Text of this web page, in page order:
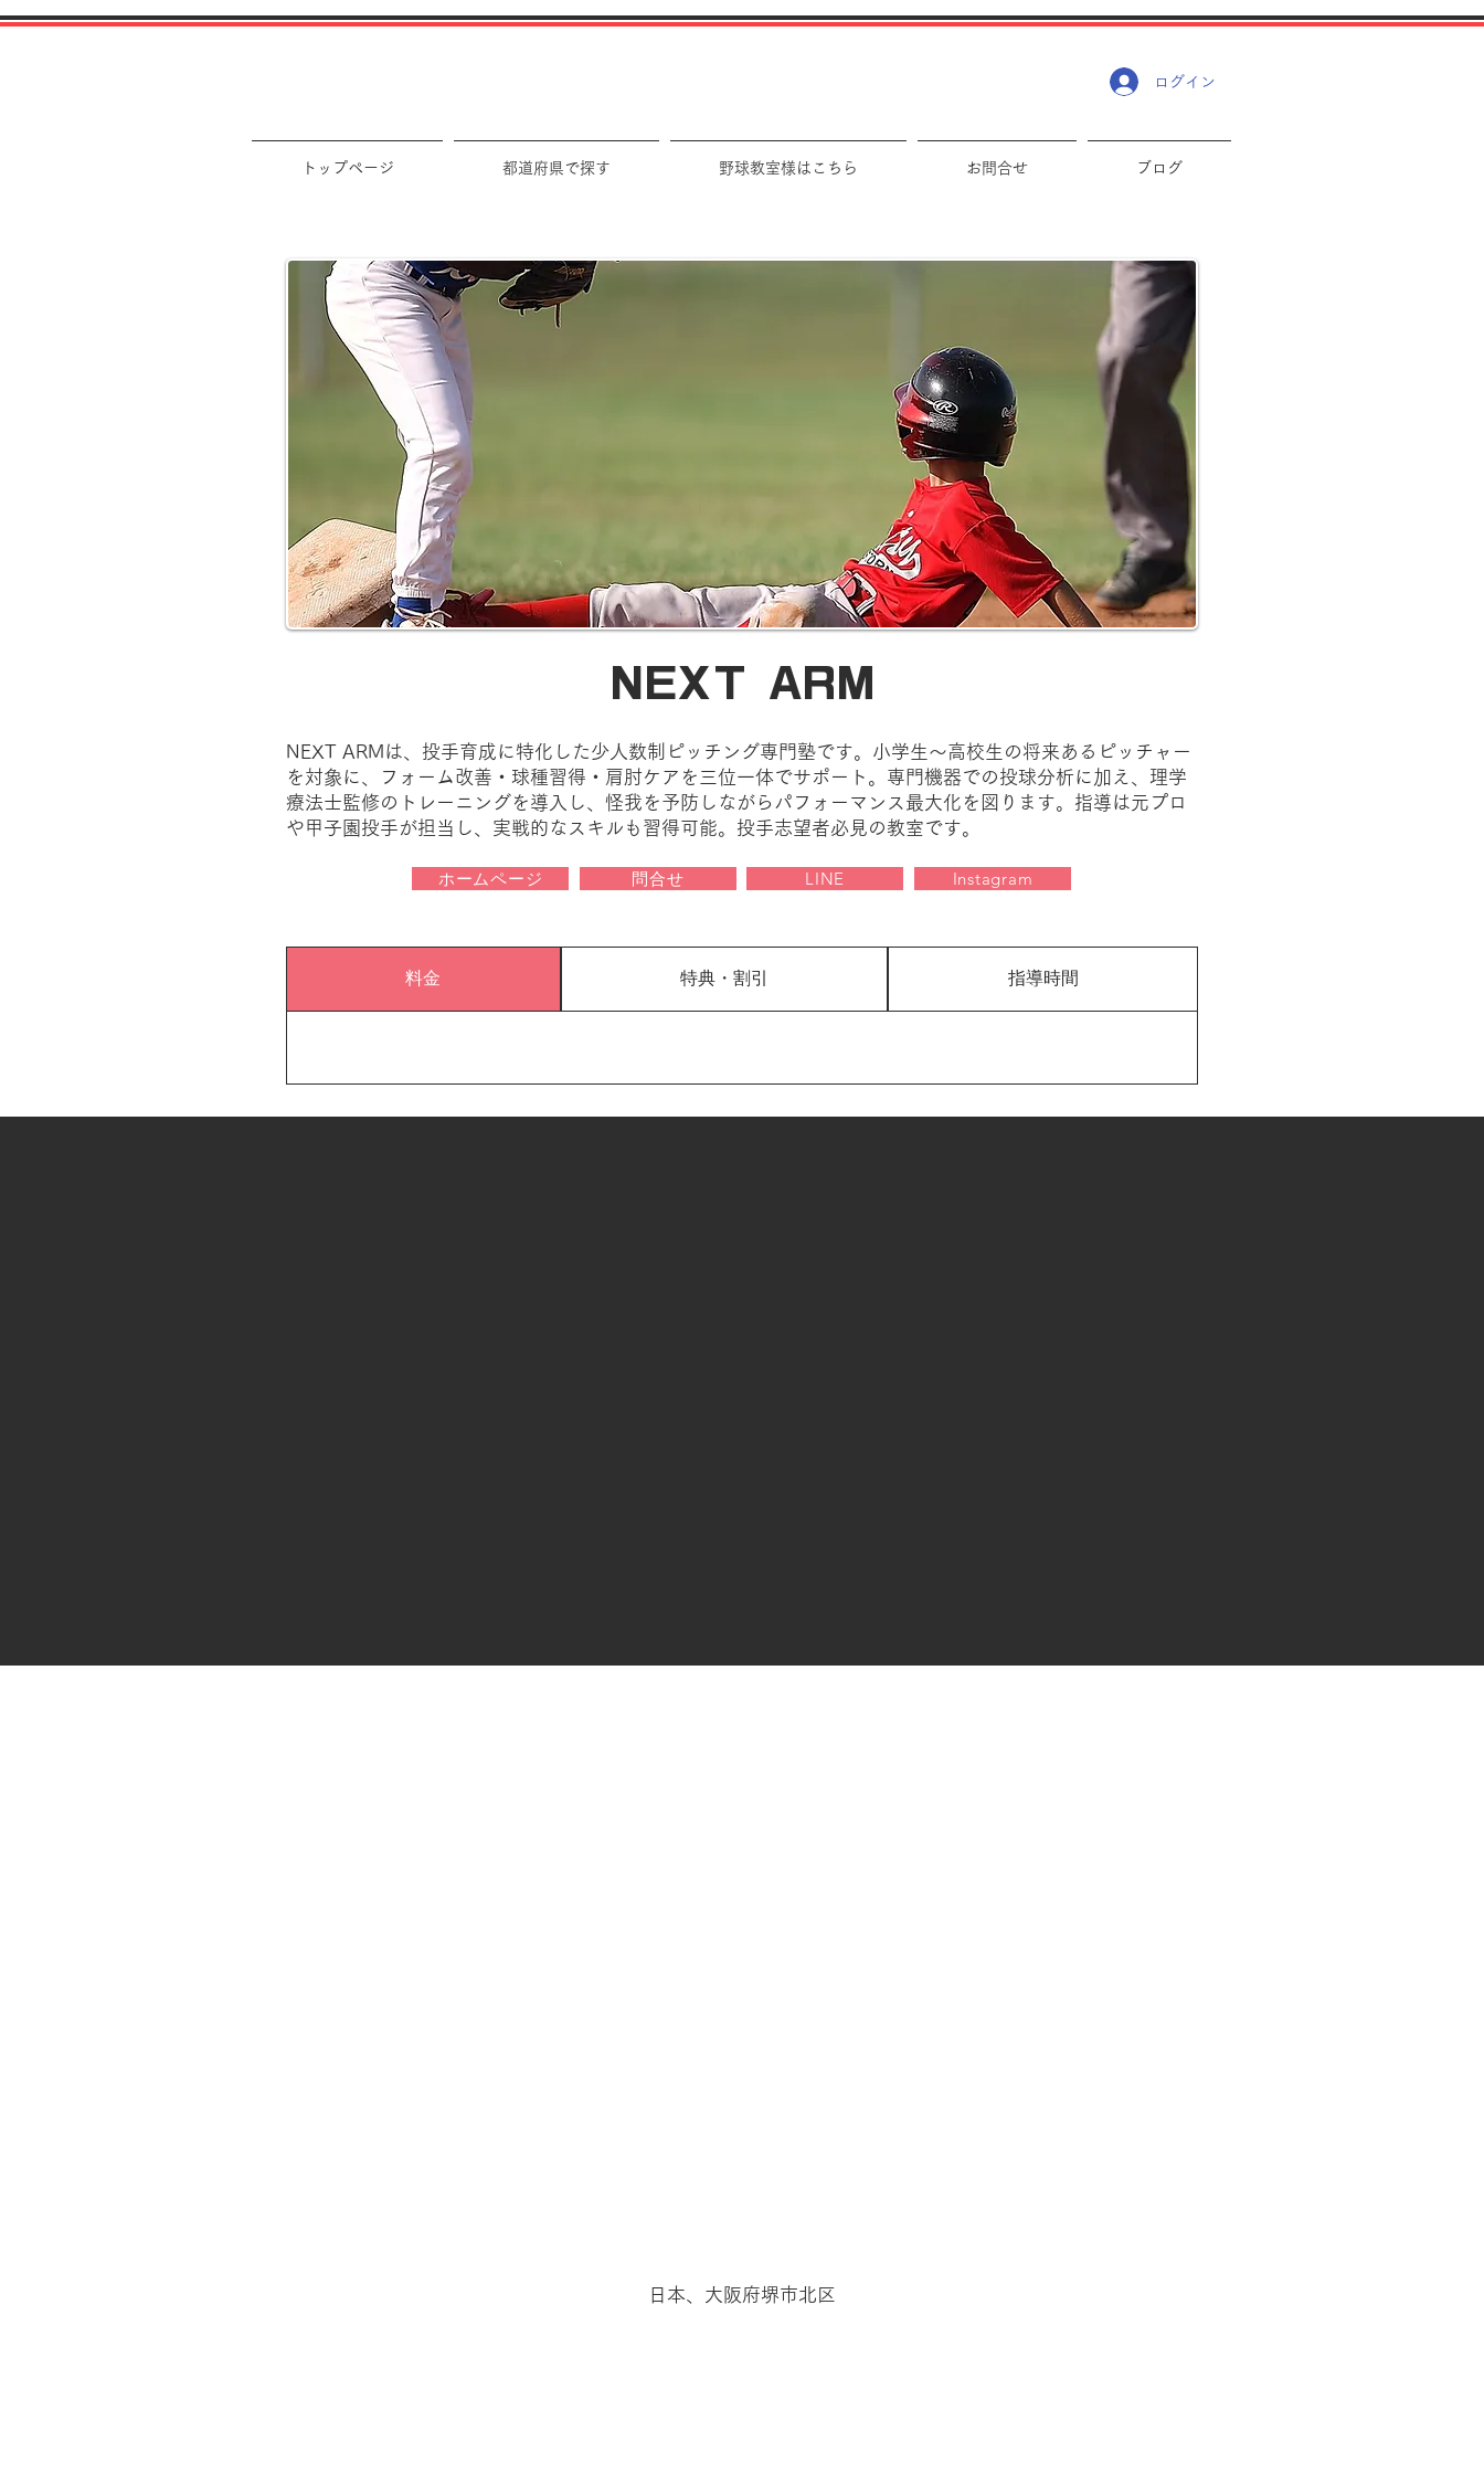
ログイン
トップページ 都道府県で探す 野球教室様はこちら お問合せ ブログ
NEXT ARM
NEXT ARMは、投手育成に特化した少人数制ピッチング専門塾です。小学生～高校生の将来あるピッチャー
を対象に、フォーム改善・球種習得・肩肘ケアを三位一体でサポート。専門機器での投球分析に加え、理学
療法士監修のトレーニングを導入し、怪我を予防しながらパフォーマンス最大化を図ります。指導は元プロ
や甲子園投手が担当し、実戦的なスキルも習得可能。投手志望者必見の教室です。
ホームページ 問合せ LINE Instagram
料金 特典・割引 指導時間
日本、大阪府堺市北区